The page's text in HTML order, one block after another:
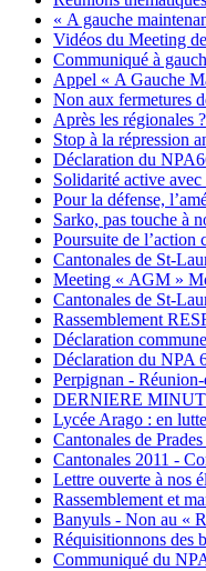
« A gauche
Vidéos du Meeting
Communiqué à
Appel « A Gauche
Non aux fermetures
Après les régionales
Stop à la répression
Déclaration du
Solidarité active
Pour la défense,
Sarko, pas touche à
Poursuite de l’action
Cantonales de St-
Meeting « AGM »
Cantonales de St-
Rassemblement
Déclaration
Déclaration du NPA
Perpignan -
DERNIERE
Lycée Arago : en
Cantonales de
Cantonales 2011 -
Lettre ouverte à nos
Rassemblement et
Banyuls - Non au «
Réquisitionnons des
Communiqué du